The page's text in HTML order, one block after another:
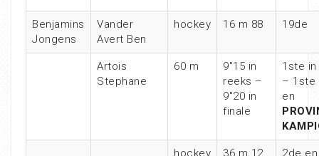
Benjamins
Jongens
Vander
Avert Ben
hockey 16 m 88 19de
Artois
Stephane
60 m
9″15 in
reeks –
9″20 in
finale
1ste
– 1ste
en
hockey 36 m 12
2de en